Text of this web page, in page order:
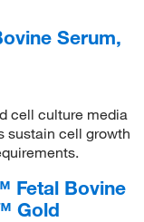
Serum,
cell culture media
sustain cell growth
Fetal Bovine
Gold